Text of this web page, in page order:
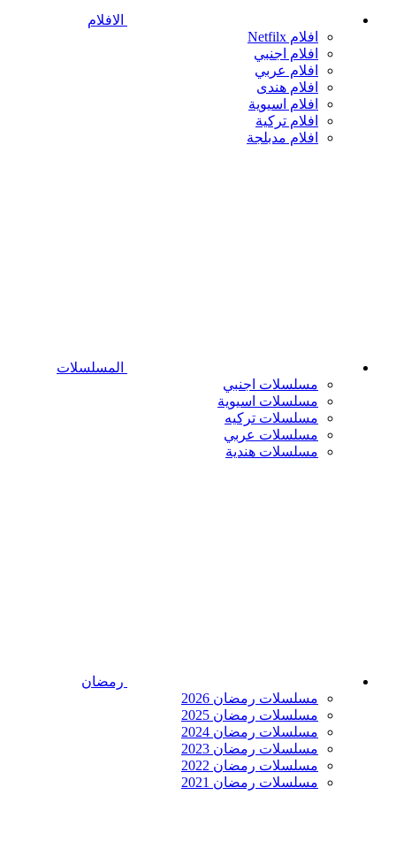
الافلام
افلام Netfilx
افلام اجنبي
افلام عربي
افلام هندى
افلام اسيوية
افلام تركية
افلام مدبلجة
المسلسلات
مسلسلات اجنبي
مسلسلات اسيوية
مسلسلات تركيه
مسلسلات عربي
مسلسلات هندية
رمضان
مسلسلات رمضان 2026
مسلسلات رمضان 2025
مسلسلات رمضان 2024
مسلسلات رمضان 2023
مسلسلات رمضان 2022
مسلسلات رمضان 2021